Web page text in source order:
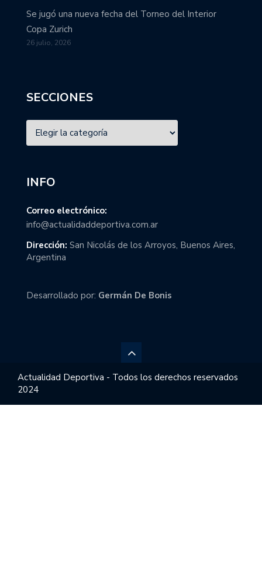
Se jugó una nueva fecha del Torneo del Interior
Copa Zurich
26 julio, 2026
SECCIONES
INFO
Correo electrónico:
info@actualidaddeportiva.com.ar
Dirección: San Nicolás de los Arroyos, Buenos Aires,
Argentina
Desarrollado por: Germán De Bonis
Actualidad Deportiva - Todos los derechos reservados
2024